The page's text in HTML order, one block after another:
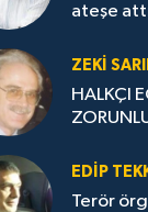
ateşe
ZEKI
HALKÇI
EDIP
Terör